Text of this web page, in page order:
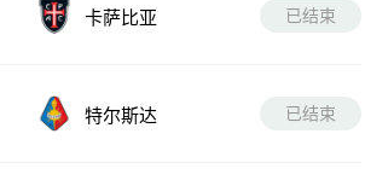
卡萨比亚 已结束
特尔斯达 已结束